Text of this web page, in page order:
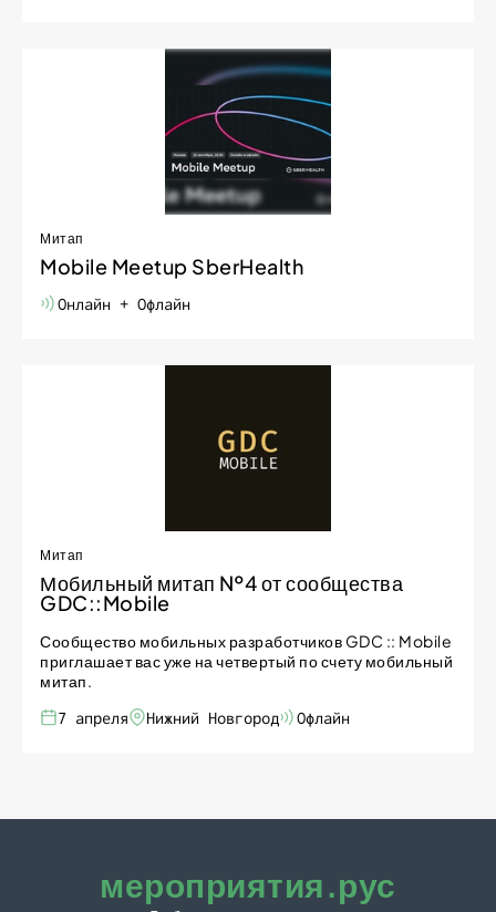
Митап
Mobile Meetup SberHealth
Онлайн + Офлайн
Митап
Мобильный митап №4 от сообщества
GDC::Mobile
Сообщество мобильных разработчиков GDC :: Mobile
приглашает вас уже на четвертый по счету мобильный
митап.
7 апреля
Нижний Новгород Офлайн
мероприятия.рус